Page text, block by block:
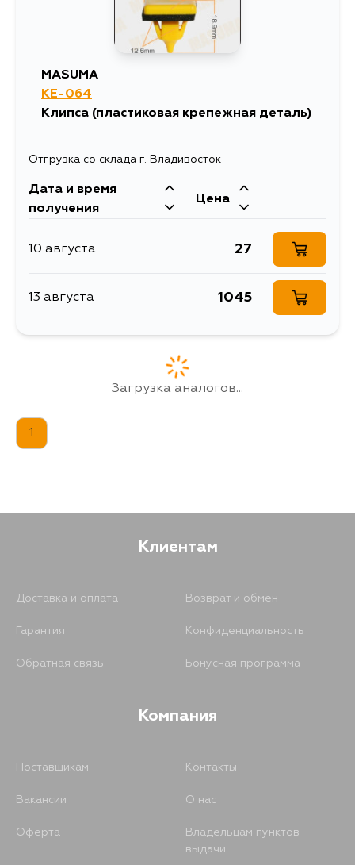
MASUMA
KE-064
Клипса (пластиковая крепежная деталь)
Отгрузка со склада г. Владивосток
Дата и время
получения
Цена
10 августа 27
13 августа 1045
Загрузка аналогов...
1
Клиентам
Доставка и оплата Возврат и обмен
Гарантия Конфиденциальность
Обратная связь Бонусная программа
Компания
Поставщикам Контакты
Вакансии О нас
Оферта
Владельцам пунктов
выдачи